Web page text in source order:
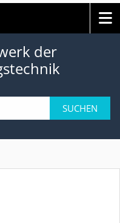
der
SUCHEN